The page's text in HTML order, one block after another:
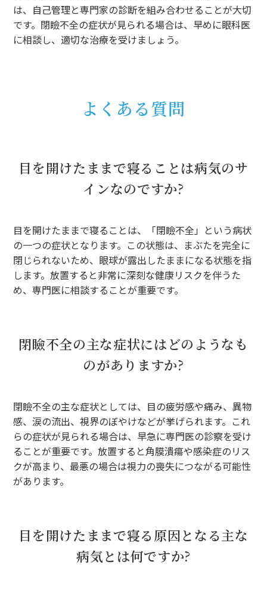
は、自己管理と専門家の診断を組み合わせることが大切
です。閉瞼不全の症状が見られる場合は、早めに眼科医
に相談し、適切な治療を受けましょう。
よくある質問
目を開けたままで寝ることは病気のサ
インなのですか?
目を開けたままで寝ることは、「閉瞼不全」という病状
の一つの症状となります。この状態は、まぶたを完全に
閉じられないため、眼球が露出したままになる状態を指
します。放置すると非常に深刻な健康リスクを伴うた
め、専門医に相談することが重要です。
閉瞼不全の主な症状にはどのようなも
のがありますか?
閉瞼不全の主な症状としては、目の疲労感や痛み、異物
感、涙の流出、視界のぼやけなどが挙げられます。これ
らの症状が見られる場合は、早急に専門医の診察を受け
ることが重要です。放置すると角膜潰瘍や感染症のリス
クが高まり、最悪の場合は視力の喪失につながる可能性
があります。
目を開けたままで寝る原因となる主な
病気とは何ですか?